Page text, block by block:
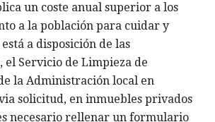
un coste anual superior a los
a la población para cuidar y
a disposición de las
Servicio de Limpieza de
la Administración local en
solicitud, en inmuebles privados
necesario rellenar un formulario